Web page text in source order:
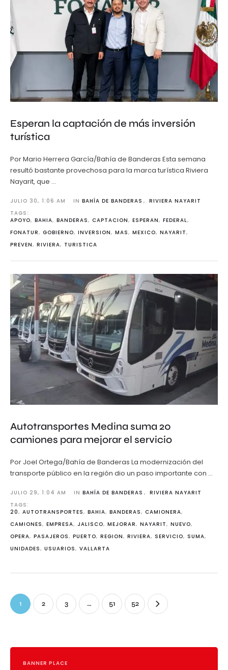
Esperan la captación de más inversión
turística
Por Mario Herrera García/Bahía de Banderas Esta semana
resultó bastante provechosa para la marca turística Riviera
Nayarit, que …
JULIO 30, 1:06 AM IN BAHÍA DE BANDERAS , RIVIERA NAYARIT
TAGS:
APOYO, BAHIA, BANDERAS, CAPTACION, ESPERAN, FEDERAL,
FONATUR, GOBIERNO, INVERSION, MAS, MEXICO, NAYARIT,
PREVEN, RIVIERA, TURISTICA
Autotransportes Medina suma 20
camiones para mejorar el servicio
Por Joel Ortega/Bahía de Banderas La modernización del
transporte público en la región dio un paso importante con …
JULIO 29, 1:04 AM IN BAHÍA DE BANDERAS , RIVIERA NAYARIT
TAGS:
20, AUTOTRANSPORTES, BAHIA, BANDERAS, CAMIONERA,
CAMIONES, EMPRESA, JALISCO, MEJORAR, NAYARIT, NUEVO,
OPERA, PASAJEROS, PUERTO, REGION, RIVIERA, SERVICIO, SUMA,
UNIDADES, USUARIOS, VALLARTA
1 2 3 … 51 52
BANNER PLACE